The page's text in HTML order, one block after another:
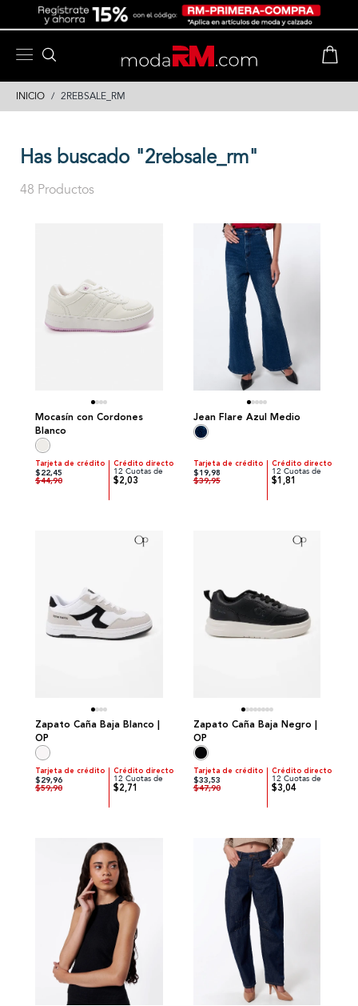
INICIO 2REBSALE_RM
Has buscado "2rebsale_rm"
48 Productos
Mocasín con Cordones
Blanco
Tarjeta de crédito
$22,45
$44,90
Crédito directo
12 Cuotas de
$2,03
Jean Flare Azul Medio
Tarjeta de crédito
$19,98
$39,95
Crédito directo
12 Cuotas de
$1,81
Zapato Caña Baja Blanco |
OP
Tarjeta de crédito
$29,96
$59,90
Crédito directo
12 Cuotas de
$2,71
Zapato Caña Baja Negro |
OP
Tarjeta de crédito
$33,53
$47,90
Crédito directo
12 Cuotas de
$3,04